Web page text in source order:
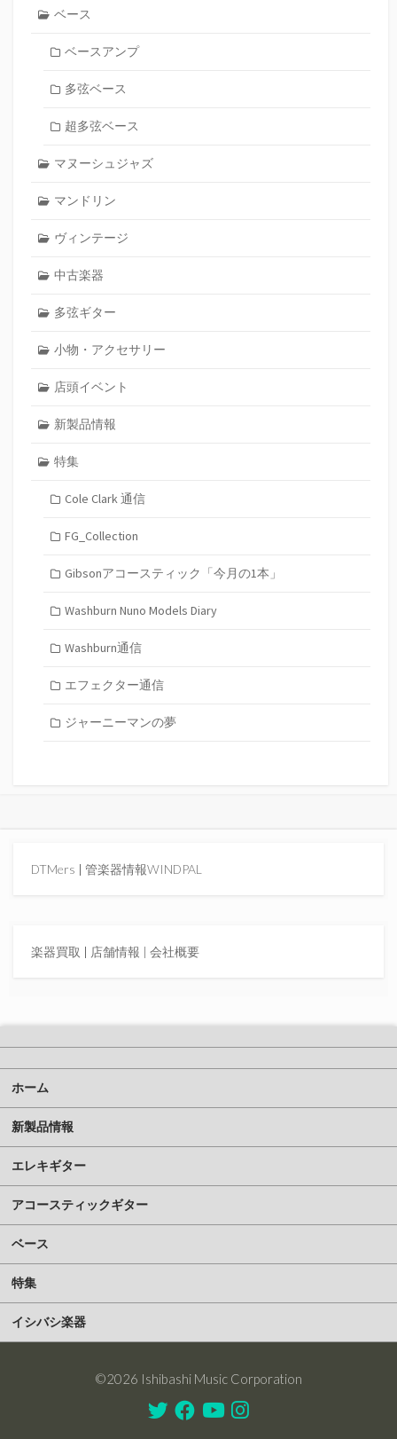
ベース
ベースアンプ
多弦ベース
超多弦ベース
マヌーシュジャズ
マンドリン
ヴィンテージ
中古楽器
多弦ギター
小物・アクセサリー
店頭イベント
新製品情報
特集
Cole Clark 通信
FG_Collection
Gibsonアコースティック「今月の1本」
Washburn Nuno Models Diary
Washburn通信
エフェクター通信
ジャーニーマンの夢
DTMers | 管楽器情報WINDPAL
楽器買取 | 店舗情報 | 会社概要
ホーム
新製品情報
エレキギター
アコースティックギター
ベース
特集
イシバシ楽器
©2026 Ishibashi Music Corporation
TwitterFacebook
YoutubeInstagram